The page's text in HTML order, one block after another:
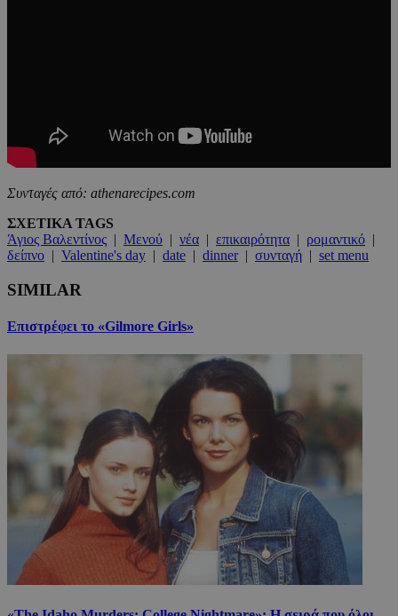
Συνταγές από: athenarecipes.com
ΣΧΕΤΙΚΑ TAGS
Άγιος Βαλεντίνος | Μενού | νέα | επικαιρότητα | ρομαντικό |
δείπνο | Valentine's day | date | dinner| συνταγή | set menu
SIMILAR
Επιστρέφει το «Gilmore Girls»